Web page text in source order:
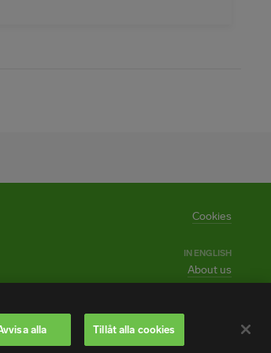
Cookies
IN ENGLISH
About us
alla Tillåt alla cookies